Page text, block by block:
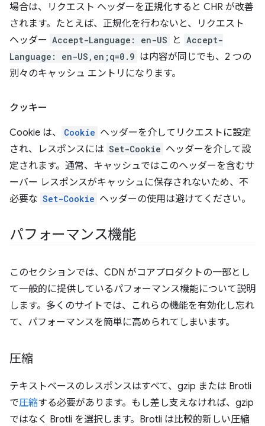
場合は、リクエスト ヘッダーを正規化すると CHR が改善
されます。たとえば、正規化を行わないと、リクエスト
ヘッダー Accept-Language: en-US と Accept-
Language: en-US,en;q=0.9 は内容が同じでも、2 つの
別々のキャッシュ エントリになります。
クッキー
Cookie は、 Cookie ヘッダーを介してリクエストに設定
され、レスポンスには Set-Cookie ヘッダーを介して設
定されます。通常、キャッシュではこのヘッダーを含むサ
ーバー レスポンスがキャッシュに保存されないため、不
必要な Set-Cookie ヘッダーの使用は避けてください。
パフォーマンス機能
このセクションでは、CDN がコアプロダクトの一部とし
て一般的に提供しているパフォーマンス機能について説明
します。多くのサイトでは、これらの機能を有効化し忘れ
て、パフォーマンスを簡単に高められてしまいます。
圧縮
テキストベースのレスポンスはすべて、gzip または Brotli
で圧縮する必要があります。もし差し支えなければ、gzip
ではなく Brotli を選択します。Brotli は比較的新しい圧縮